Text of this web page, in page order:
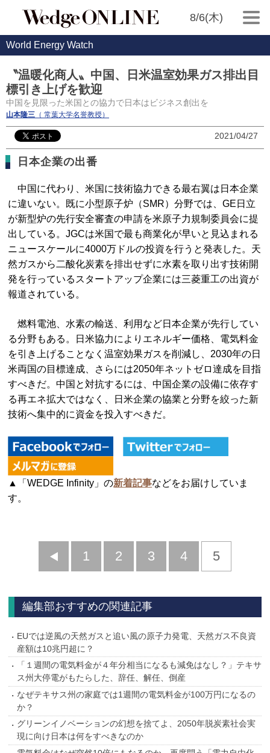
8/6(木)
World Energy Watch
〝温暖化商人〟中国、日米温室効果ガス排出目
標引き上げを歓迎
中国を見限った米国との協力で日本はビジネス創出を
山本隆三 （ 常葉大学名誉教授）
2021/04/27
日本企業の出番
中国に代わり、米国に技術協力できる最右翼は日本企業
に違いない。既に小型原子炉（SMR）分野では、GE日立
が新型炉の先行安全審査の申請を米原子力規制委員会に提
出している。JGCは米国で最も商業化が早いと見込まれる
ニュースケールに4000万ドルの投資を行うと発表した。天
然ガスから二酸化炭素を排出せずに水素を取り出す技術開
発を行っているスタートアップ企業には三菱重工の出資が
報道されている。
燃料電池、水素の輸送、利用など日本企業が先行してい
る分野もある。日米協力によりエネルギー価格、電気料金
を引き上げることなく温室効果ガスを削減し、2030年の日
米両国の目標達成、さらには2050年ネットゼロ達成を目指
すべきだ。中国と対抗するには、中国企業の設備に依存す
る再エネ拡大ではなく、日米企業の協業と分野を絞った新
技術へ集中的に資金を投入すべきだ。
▲「WEDGE Infinity」の新着記事などをお届けしていま
す。
前
1 2 3 4 5
編集部おすすめの関連記事
EUでは逆風の天然ガスと追い風の原子力発電、天然ガス不良資
産額は10兆円超に？
「１週間の電気料金が４年分相当になるも減免はなし？」テキサ
ス州大停電がもたらした、辞任、解任、倒産
なぜテキサス州の家庭では1週間の電気料金が100万円になるの
か？
グリーンイノベーションの幻想を捨てよ、2050年脱炭素社会実
現に向け日本は何をすべきなのか